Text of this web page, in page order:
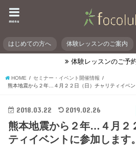
menu
はじめての方へ 体験レッスンのご案内
体験レッスンのご予
HOME
セミナー・イベント開催情報
熊本地震から２年…４月２２日（日）チャリティイベン
2018.03.22 2019.02.26
熊本地震から２年…４月２
ティイベントに参加します。